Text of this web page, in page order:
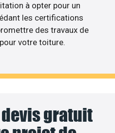
à opter pour un
les certifications
des travaux de
votre toiture.
devis gratuit